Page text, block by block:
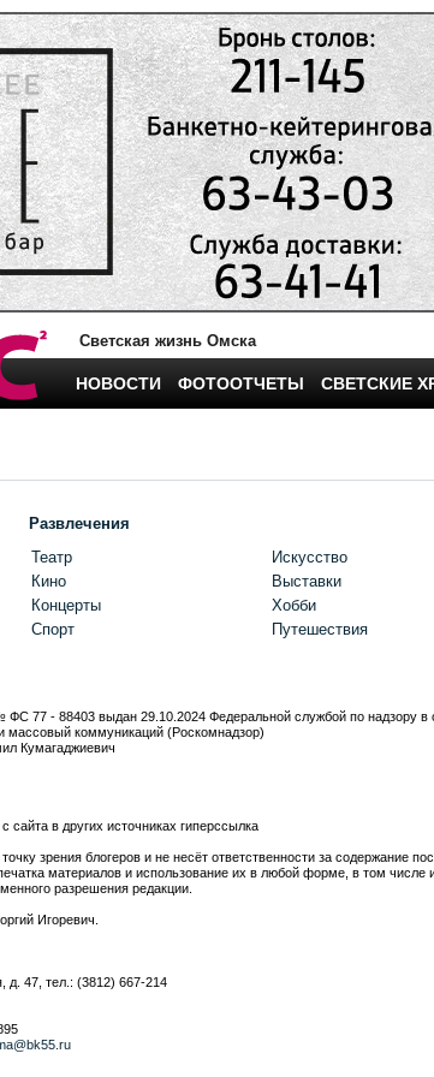
Светская жизнь Омска
НОВОСТИ ФОТООТЧЕТЫ СВЕТСКИЕ
Развлечения
Театр
Кино
Концерты
Спорт
Искусство
Выставки
Хобби
Путешествия
77 - 88403 выдан 29.10.2024 Федеральной службой по надзору в
массовый коммуникаций (Роскомнадзор)
Кумагаджиевич
в других источниках гиперссылка
зрения блогеров и не несёт ответственности за содержание
материалов и использование их в любой форме, в том числе
разрешения редакции.
Игоревич.
д. 47, тел.: (3812) 667-214